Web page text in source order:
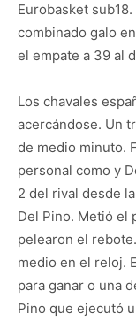
Eurobasket
combinado galo
el empate a 39 al
Los chavales
acercándose. Un
de medio minuto.
personal como y
2 del rival desde
Del Pino. Metió el
pelearon el
medio en el reloj.
para ganar o una
Pino que ejecutó